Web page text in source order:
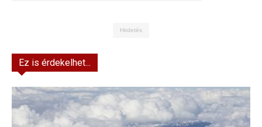
Hirdetés
Ez is érdekelhet...